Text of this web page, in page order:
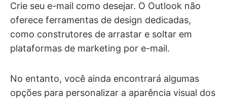
Crie seu e-mail como desejar. O Outlook não
oferece ferramentas de design dedicadas,
como construtores de arrastar e soltar em
plataformas de marketing por e-mail.
No entanto, você ainda encontrará algumas
opções para personalizar a aparência visual dos